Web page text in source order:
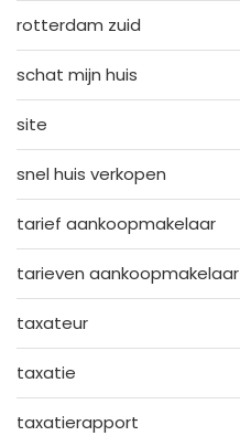
rotterdam zuid
schat mijn huis
site
snel huis verkopen
tarief aankoopmakelaar
tarieven aankoopmakelaar
taxateur
taxatie
taxatierapport